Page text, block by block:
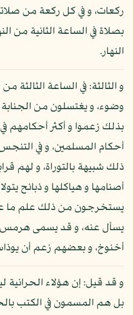
ركعات، و في كل ركعة من
بصلاة في الساعة الثانية من
النهار.
و الثالثة: في الساعة الثالثة
وضوء، و يغتسلون من الجنابة
بذلك زعموا و أكثر أحكامهم
أحكام المسلمين، و في
ذلك شبيهة بالتوراة، و لهم
أصنامها و هياكلها و ذبائح
يستخرجون من ذلك علم ما
يسأل عنه، و قد يسمى هرمس
أخنوخ، و بعضهم زعم أن
و قد قيل: إن هؤلاء الحرانية
بل هم المسمون في الكتب